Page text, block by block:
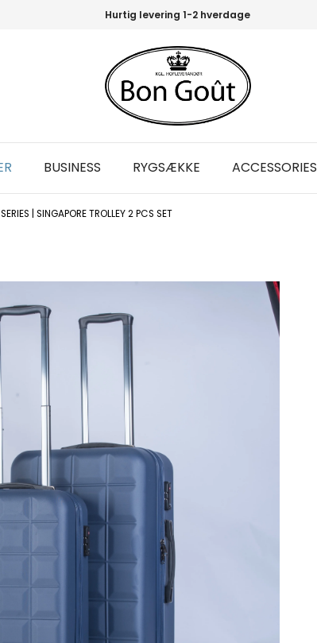
Hurtig levering 1-2 hverdage
BUSINESS RYGSÆKKE ACCESSORIES
| SINGAPORE TROLLEY 2 PCS SET